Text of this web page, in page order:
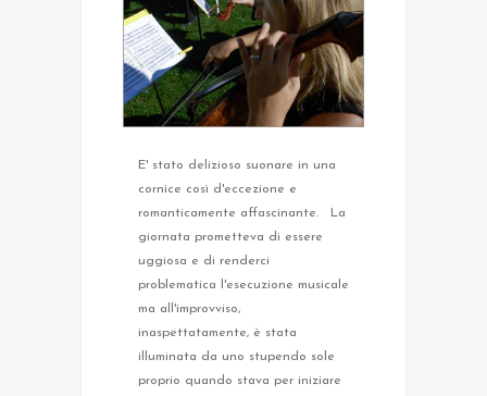
E' stato delizioso suonare in una
cornice così d'eccezione e
romanticamente affascinante. La
giornata prometteva di essere
uggiosa e di renderci
problematica l'esecuzione musicale
ma all'improvviso,
inaspettatamente, è stata
illuminata da uno stupendo sole
proprio quando stava per iniziare